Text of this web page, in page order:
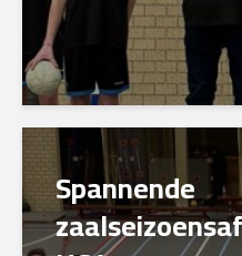
Spannende